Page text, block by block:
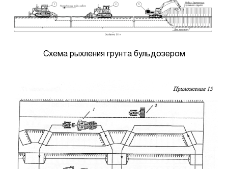
Схема рыхления грунта бульдозером